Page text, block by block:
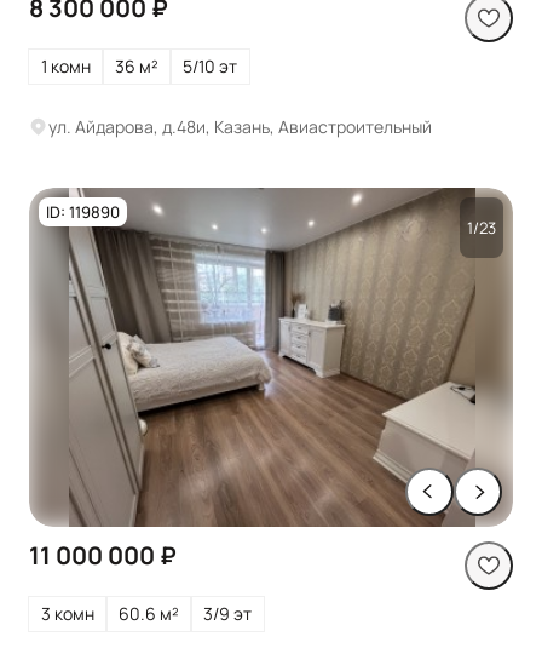
8 300 000 ₽
1 комн 36 м² 5/10 эт
ул. Айдарова, д.48и, Казань, Авиастроительный
ID: 119890
1/23
11 000 000 ₽
3 комн 60.6 м² 3/9 эт